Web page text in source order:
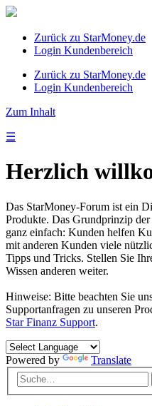
Zurück zu StarMoney.de
Login Kundenbereich
Zurück zu StarMoney.de
Login Kundenbereich
Zum Inhalt
☰
Herzlich
Das StarMoney-Forum ist ein
Produkte. Das Grundprinzip
ganz einfach: Kunden helfen
mit anderen Kunden viele
Tipps und Tricks. Stellen Sie
Wissen anderen weiter.
Hinweise: Bitte beachten Sie
Supportanfragen zu unseren
Star Finanz Support.
Powered by Translate